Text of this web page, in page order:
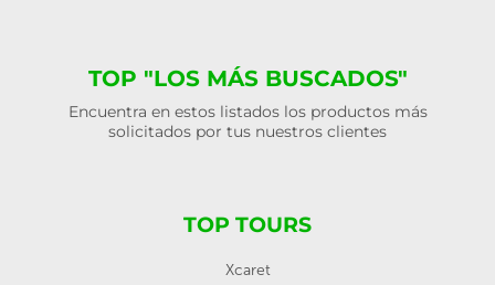
TOP "LOS MÁS BUSCADOS"
Encuentra en estos listados los productos más
solicitados por tus nuestros clientes
TOP TOURS
Xcaret